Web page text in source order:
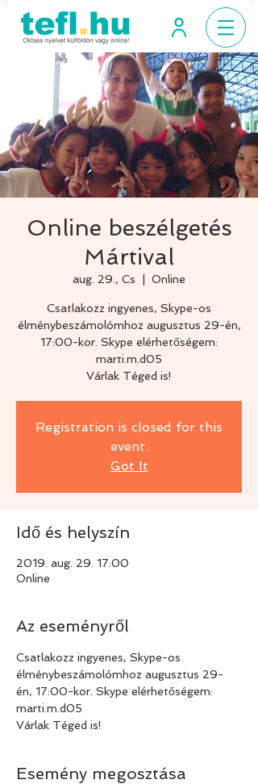
Online beszélgetés
Mártival
aug. 29., Cs Online
Csatlakozz ingyenes, Skype-os
élménybeszámolómhoz augusztus 29-én,
17:00-kor. Skype elérhetőségem:
marti.m.d05
Várlak Téged is!
Registration is closed for this
event.
Got It
Idő és helyszín
2019. aug. 29. 17:00
Online
Az eseményről
Csatlakozz ingyenes, Skype-os
élménybeszámolómhoz augusztus 29-
én, 17:00-kor. Skype elérhetőségem:
marti.m.d05
Várlak Téged is!
Esemény megosztása